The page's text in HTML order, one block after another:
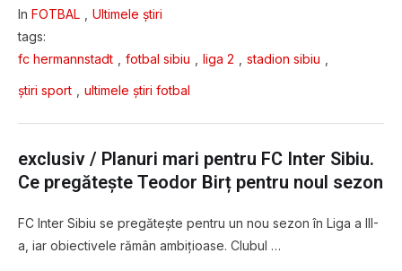
In FOTBAL
Ultimele știri
tags:
fc hermannstadt
fotbal sibiu liga 2 stadion sibiu
știri sport ultimele știri fotbal
exclusiv / Planuri mari pentru FC Inter Sibiu.
Ce pregătește Teodor Birț pentru noul sezon
FC Inter Sibiu se pregătește pentru un nou sezon în Liga a III-
a, iar obiectivele rămân ambițioase. Clubul …